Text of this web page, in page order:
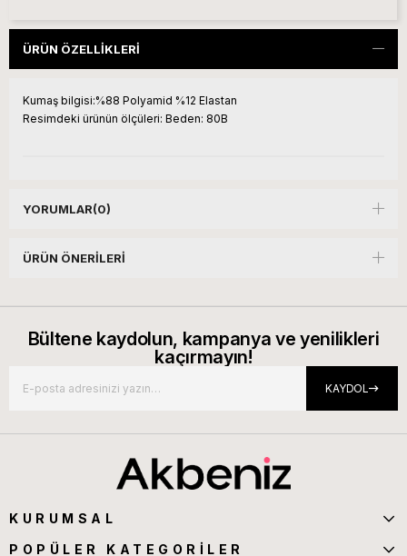
ÜRÜN ÖZELLIKLERI
Kumaş bilgisi:%88 Polyamid %12 Elastan
Resimdeki ürünün ölçüleri: Beden: 80B
YORUMLAR(0)
ÜRÜN ÖNERILERI
Bültene kaydolun, kampanya ve yenilikleri
kaçırmayın!
KAYDOL
KURUMSAL
POPÜLER KATEGORİLER